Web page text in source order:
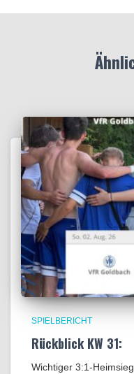
SPIELBERICHT
Rückblick KW 31:
Wichtiger 3:1-